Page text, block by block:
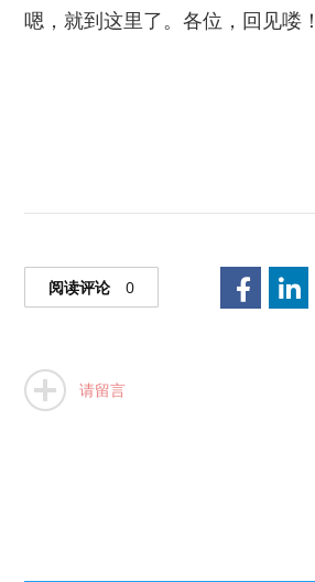
嗯，就到这里了。各位，回见喽！
阅读评论 0
请留言